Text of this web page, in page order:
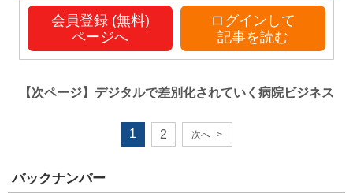
会員登録 (無料)
ページへ
ログインして
記事を読む
【次ページ】 デジタルで差別化されていく病院ビジネス
1 2 次へ >
バックナンバー